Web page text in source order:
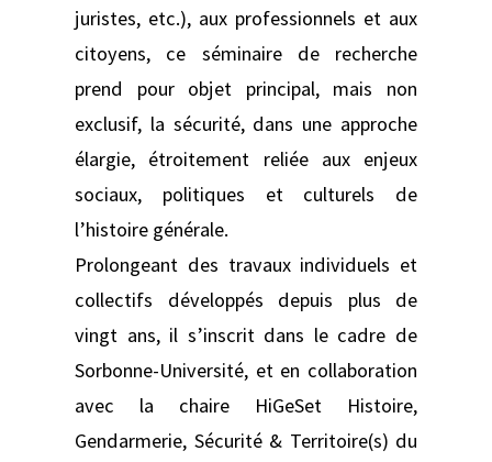
juristes, etc.), aux professionnels et aux
citoyens, ce séminaire de recherche
prend pour objet principal, mais non
exclusif, la sécurité, dans une approche
élargie, étroitement reliée aux enjeux
sociaux, politiques et culturels de
l’histoire générale.
Prolongeant des travaux individuels et
collectifs développés depuis plus de
vingt ans, il s’inscrit dans le cadre de
Sorbonne-Université, et en collaboration
avec la chaire HiGeSet Histoire,
Gendarmerie, Sécurité & Territoire(s) du